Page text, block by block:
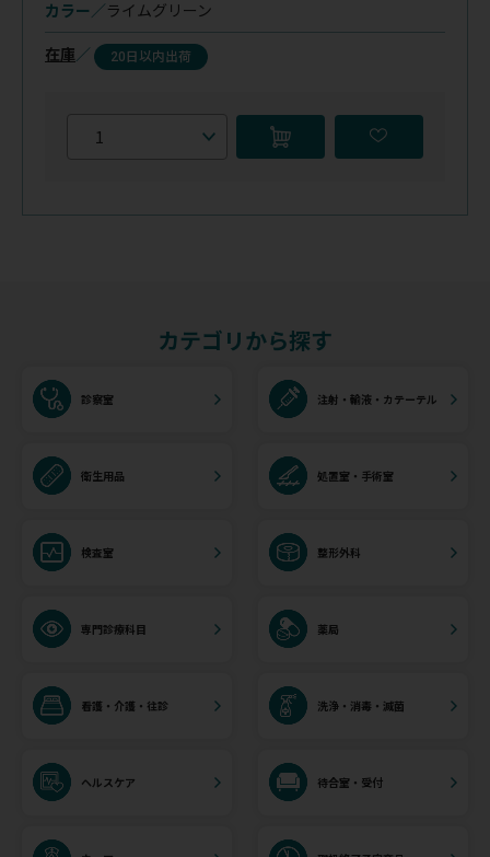
カラー／ライムグリーン
在庫／ 20日以内出荷
カテゴリから探す
診察室 注射・輸液・カテーテル
衛生用品 処置室・手術室
検査室 整形外科
専門診療科目 薬局
看護・介護・往診 洗浄・消毒・滅菌
ヘルスケア 待合室・受付